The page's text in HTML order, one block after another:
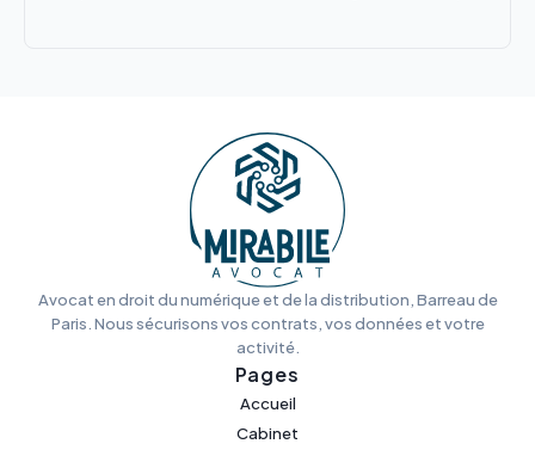
Avocat en droit du numérique et de la distribution, Barreau de
Paris. Nous sécurisons vos contrats, vos données et votre
activité.
Pages
Accueil
Cabinet